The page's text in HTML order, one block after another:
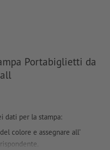
Portabiglietti da
dati per la stampa:
colore e assegnare all’